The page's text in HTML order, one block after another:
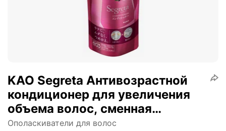
KAO Segreta Антивозрастной
кондиционер для увеличения
объема волос, сменная
упаковка 340 мл.
Ополаскиватели для волос